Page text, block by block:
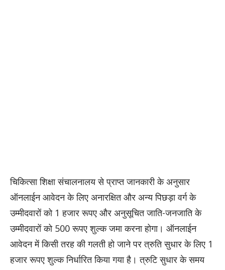
चिकित्सा शिक्षा संचालनालय से प्राप्त जानकारी के अनुसार
ऑनलाईन आवेदन के लिए अनारक्षित और अन्य पिछड़ा वर्ग के
उम्मीदवारों को 1 हजार रूपए और अनुसूचित जाति-जनजाति के
उम्मीदवारों को 500 रूपए शुल्क जमा करना होगा। ऑनलाईन
आवेदन में किसी तरह की गलती हो जाने पर त्रुति सुधार के लिए 1
हजार रूपए शुल्क निर्धारित किया गया है। त्रुटि सुधार के समय